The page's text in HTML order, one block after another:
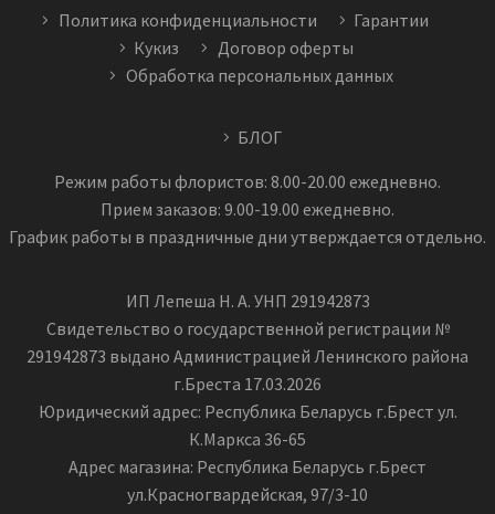
Политика конфиденциальности
Гарантии
Кукиз
Договор оферты
Обработка персональных данных
БЛОГ
Режим работы флористов: 8.00-20.00 ежедневно.
Прием заказов: 9.00-19.00 ежедневно.
График работы в праздничные дни утверждается отдельно.
ИП Лепеша Н. А. УНП 291942873
Свидетельство о государственной регистрации №
291942873 выдано Администрацией Ленинского района
г.Бреста 17.03.2026
Юридический адрес: Республика Беларусь г.Брест ул.
К.Маркса 36-65
Адрес магазина: Республика Беларусь г.Брест
ул.Красногвардейская, 97/3-10